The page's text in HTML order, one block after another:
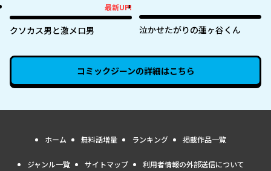
ぎに来ます～
最新UP!
クソカス男と激メロ男 泣かせたがりの蓮ヶ谷くん
コミックジーンの詳細はこちら
ホーム 無料話増量 ランキング 掲載作品一覧
ジャンル一覧 サイトマップ 利用者情報の外部送信について